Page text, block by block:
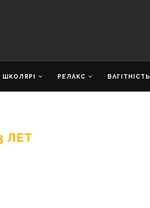
ШКОЛЯРІ РЕЛАКС ВАГІТНІСТЬ
ЛЕТ